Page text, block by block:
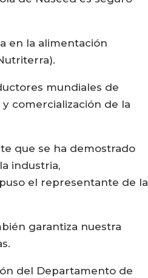
en la alimentación
mundiales de
comercialización de la
que se ha demostrado
industria,
el representante de la
garantiza nuestra
del Departamento de